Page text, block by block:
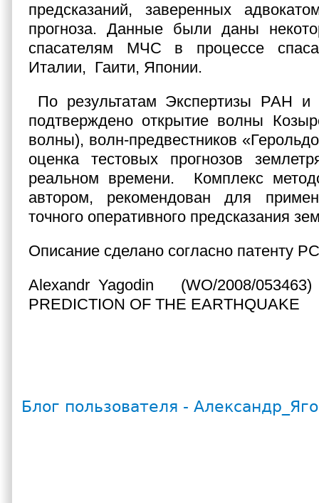
предсказаний, заверенных
прогноза. Данные были даны
спасателям МЧС в процессе
Италии, Гаити, Японии.
По результатам Экспертизы РАН
подтверждено открытие волны
волны), волн-предвестников
оценка тестовых прогнозов
реальном времени. Комплекс
автором, рекомендован для
точного оперативного предсказания
Описание сделано согласно патенту
Alexandr Yagodin (WO/2008/
PREDICTION OF THE EARTHQUAKE
Блог пользователя -